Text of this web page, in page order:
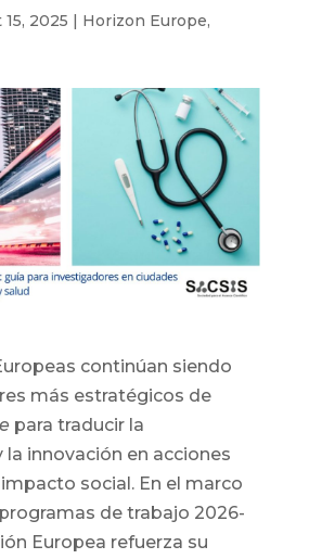
15, 2025 | Horizon Europe,
continúan siendo
más estratégicos de
para traducir la
la innovación en acciones
social. En el marco
de trabajo 2026-
Europea refuerza su